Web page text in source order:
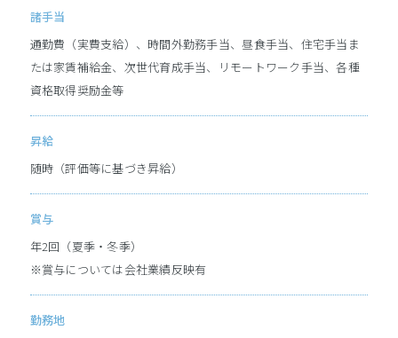
［対談］新人はどんな風に
仕事に携わる？
どんな未来が待っているのか ソフィア・ライフを紹介
ソフィア・ライフ
ソフィアの魅力を
各種制度と福利厚生
インターンシップ情報
諸手当
通勤費（実費支給）、時間外勤務手当、昼食手当、住宅手当ま
たは家賃補給金、次世代育成手当、リモートワーク手当、各種
資格取得奨励金等
昇給
随時（評価等に基づき昇給）
賞与
年2回（夏季・冬季）
※賞与については会社業績反映有
勤務地